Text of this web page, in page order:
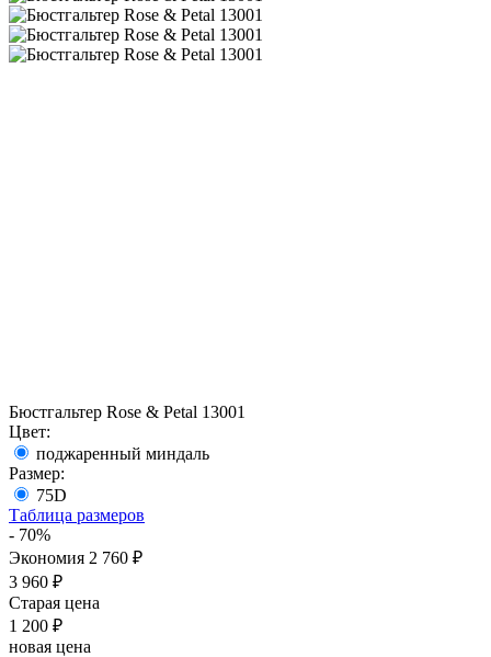
Бюстгальтер Rose & Petal 13001
Цвет:
поджаренный миндаль
Размер:
75D
Таблица размеров
- 70%
Экономия 2 760 ₽
3 960 ₽
Старая цена
1 200 ₽
новая цена